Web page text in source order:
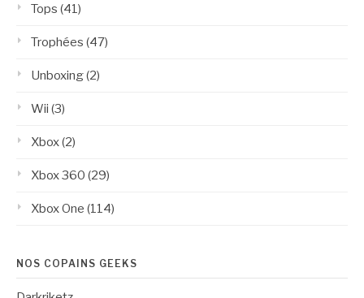
Tops (41)
Trophées (47)
Unboxing(2)
Wii (3)
Xbox(2)
Xbox 360 (29)
Xbox One (114)
NOS COPAINS GEEKS